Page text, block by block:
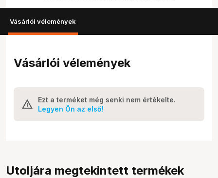
Vásárlói vélemények
Vásárlói vélemények
Ezt a terméket még senki nem értékelte.
Legyen Ön az első!
Utoljára megtekintett termékek